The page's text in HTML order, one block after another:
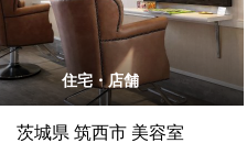
住宅・店舗
茨城県 筑西市 美容室